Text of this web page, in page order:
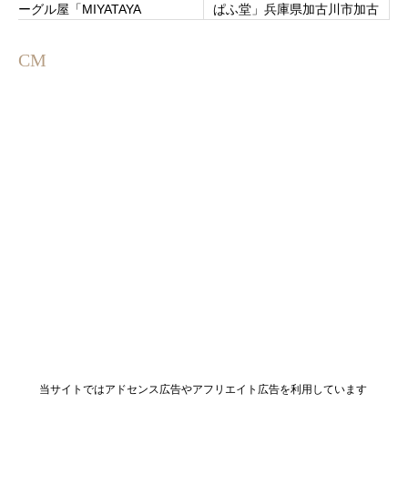
ーグル屋「MIYATAYA
ぱふ堂」兵庫県加古川市加古
CM
当サイトではアドセンス広告やアフリエイト広告を利用しています